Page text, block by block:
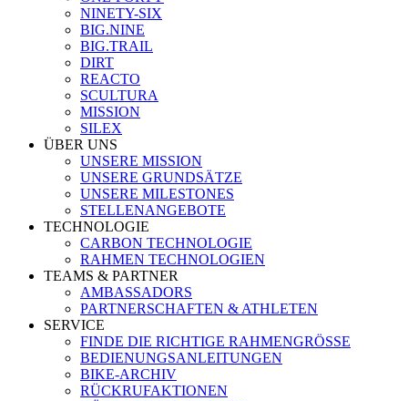
NINETY-SIX
BIG.NINE
BIG.TRAIL
DIRT
REACTO
SCULTURA
MISSION
SILEX
ÜBER UNS
UNSERE MISSION
UNSERE GRUNDSÄTZE
UNSERE MILESTONES
STELLENANGEBOTE
TECHNOLOGIE
CARBON TECHNOLOGIE
RAHMEN TECHNOLOGIEN
TEAMS & PARTNER
AMBASSADORS
PARTNERSCHAFTEN & ATHLETEN
SERVICE
FINDE DIE RICHTIGE RAHMENGRÖSSE
BEDIENUNGSANLEITUNGEN
BIKE-ARCHIV
RÜCKRUFAKTIONEN